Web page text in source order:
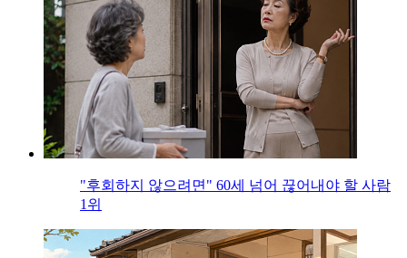
"후회하지 않으려면" 60세 넘어 끊어내야 할 사람
1위